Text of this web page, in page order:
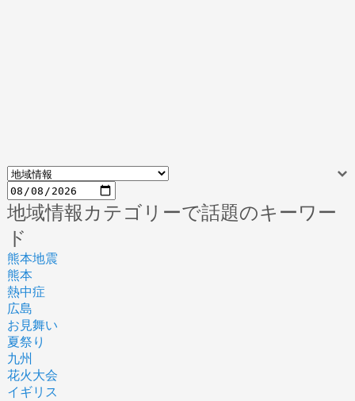
地域情報カテゴリーで話題のキーワー
ド
熊本地震
熊本
熱中症
広島
お見舞い
夏祭り
九州
花火大会
イギリス